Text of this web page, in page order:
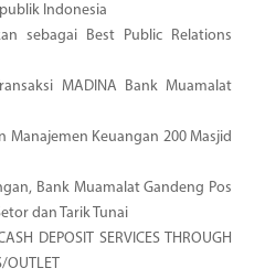
Indonesia
sebagai Best Public Relations
MADINA Bank Muamalat
Manajemen Keuangan 200 Masjid
Bank Muamalat Gandeng Pos
dan Tarik Tunai
DEPOSIT SERVICES THROUGH
OUTLET